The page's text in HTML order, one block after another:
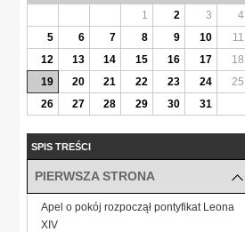
1
2 3
4
5
6 7 8 9 10
11
12
13 14 15 16 17
18
19
20 21 22 23 24
25
26
27 28 29 30 31
SPIS TREŚCI
PIERWSZA STRONA
Apel o pokój rozpoczął pontyfikat Leona
XIV